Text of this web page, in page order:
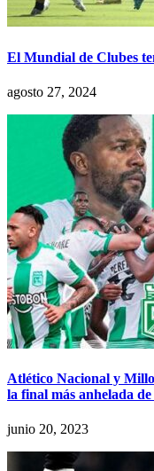
El Mundial de Clubes
agosto 27, 2024
Atlético Nacional y
la final más anhelada
junio 20, 2023